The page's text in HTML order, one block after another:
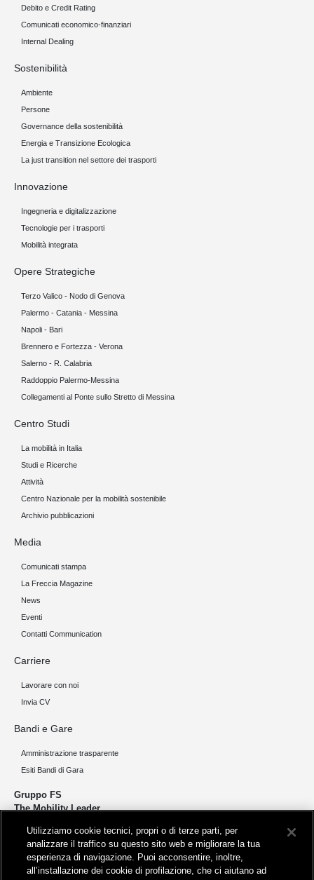
Debito e Credit Rating
Comunicati economico-finanziari
Internal Dealing
Sostenibilità
Ambiente
Persone
Governance della sostenibilità
Energia e Transizione Ecologica
La just transition nel settore dei trasporti
Innovazione
Ingegneria e digitalizzazione
Tecnologie per i trasporti
Mobilità integrata
Opere Strategiche
Terzo Valico - Nodo di Genova
Palermo - Catania - Messina
Napoli - Bari
Brennero e Fortezza - Verona
Salerno - R. Calabria
Raddoppio Palermo-Messina
Collegamenti al Ponte sullo Stretto di Messina
Centro Studi
La mobilità in Italia
Studi e Ricerche
Attività
Centro Nazionale per la mobilità sostenibile
Archivio pubblicazioni
Media
Comunicati stampa
La Freccia Magazine
News
Eventi
Contatti Communication
Carriere
Lavorare con noi
Invia CV
Bandi e Gare
Amministrazione trasparente
Esiti Bandi di Gara
Gruppo FS
The Mobility Leader
Progettiamo e realizziamo infrastrutture per una mobilità sostenibile di
persone e merci. Accorciamo le distanze per lo sviluppo e la crescita
del nostro Paese.
Utilizziamo cookie tecnici, propri o di terze parti, per
analizzare il traffico su questo sito web e migliorare la tua
esperienza di navigazione. Puoi acconsentire, inoltre,
all’installazione dei cookie di profilazione, che ci aiutano ad